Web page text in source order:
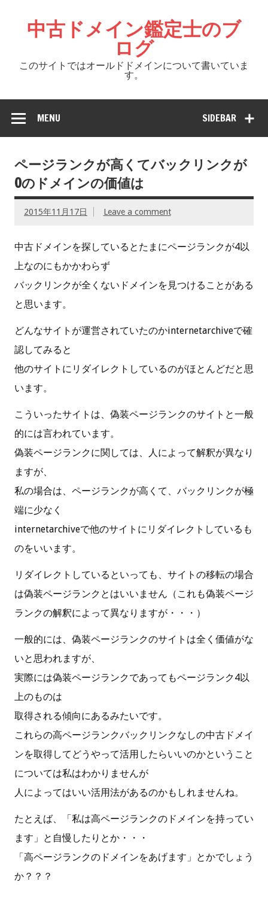
中古ドメイン鑑定士のブ
ログ
このサイトではオールドドメインについて書いていま
す。
SIDEBAR
MENU
ページランクが高くてバックリンクが
0のドメインの価値は
2015年11月17日 Leave a comment
中古ドメインを探しているとたまにページランクが4以
上なのにもかかわらず
バックリンクが全くないドメインを見つけることがある
と思います。
どんなサイトが運営されていたのかinternetarchiveで確
認してみると
他のサイトにリダイレクトしているのがほとんどだと思
います。
こういったサイトは、偽装ページランクのサイトと一般
的には言われています。
偽装ページランクに関しては、人によって解釈が異なり
ますが、
私の場合は、ページランクが高くて、バックリンクが極
端に少なく
internetarchiveで他のサイトにリダイレクトしているも
のをいいます。
リダイレクトしているといっても、サイトの移転の場合
は偽装ページランクとはいいません（これも偽装ページ
ランクの解釈によって異なりますが・・・）
一般的には、偽装ページランクのサイトは全く価値がな
いと思われますが、
実際には偽装ページランクであってもページランク4以
上のものは
取得される傾向にあるみたいです。
これらの高ページランクバックリンクなしの中古ドメイ
ンを取得してどうやって活用したらいいのかということ
については私はわかりませんが
人によってはいい活用法があるのかもしれませんね。
たとえば、「私は高ページランクのドメインを持ってい
ます」と自慢したりとか・・・
「高ページランクのドメインをあげます」とかでしょう
か？？？